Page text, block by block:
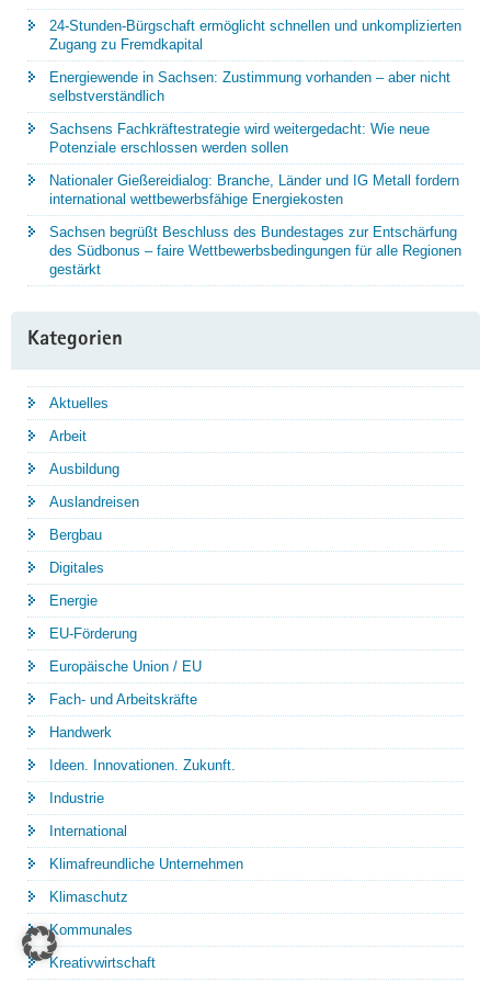
24-Stunden-Bürgschaft ermöglicht schnellen und unkomplizierten
Zugang zu Fremdkapital
Energiewende in Sachsen: Zustimmung vorhanden – aber nicht
selbstverständlich
Sachsens Fachkräftestrategie wird weitergedacht: Wie neue
Potenziale erschlossen werden sollen
Nationaler Gießereidialog: Branche, Länder und IG Metall fordern
international wettbewerbsfähige Energiekosten
Sachsen begrüßt Beschluss des Bundestages zur Entschärfung
des Südbonus – faire Wettbewerbsbedingungen für alle Regionen
gestärkt
Kategorien
Aktuelles
Arbeit
Ausbildung
Auslandreisen
Bergbau
Digitales
Energie
EU-Förderung
Europäische Union / EU
Fach- und Arbeitskräfte
Handwerk
Ideen. Innovationen. Zukunft.
Industrie
International
Klimafreundliche Unternehmen
Klimaschutz
Kommunales
Kreativwirtschaft